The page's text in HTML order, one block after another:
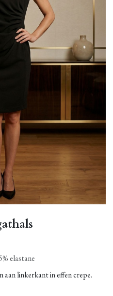
elastane
aan linkerkant in effen crepe.